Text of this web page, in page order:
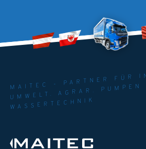
MAITEC - PARTNER FÜR
UMWELT. AGRAR. PUMPEN
WASSERTECHNIK